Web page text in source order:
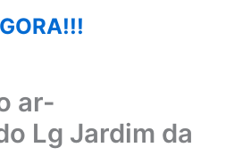
ar-
Lg Jardim da